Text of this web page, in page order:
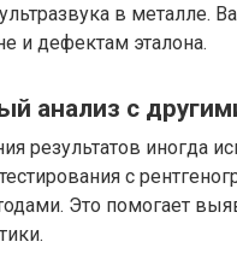
в металле.
и дефектам эталона.
анализ с
результатов иногда
с
Это помогает